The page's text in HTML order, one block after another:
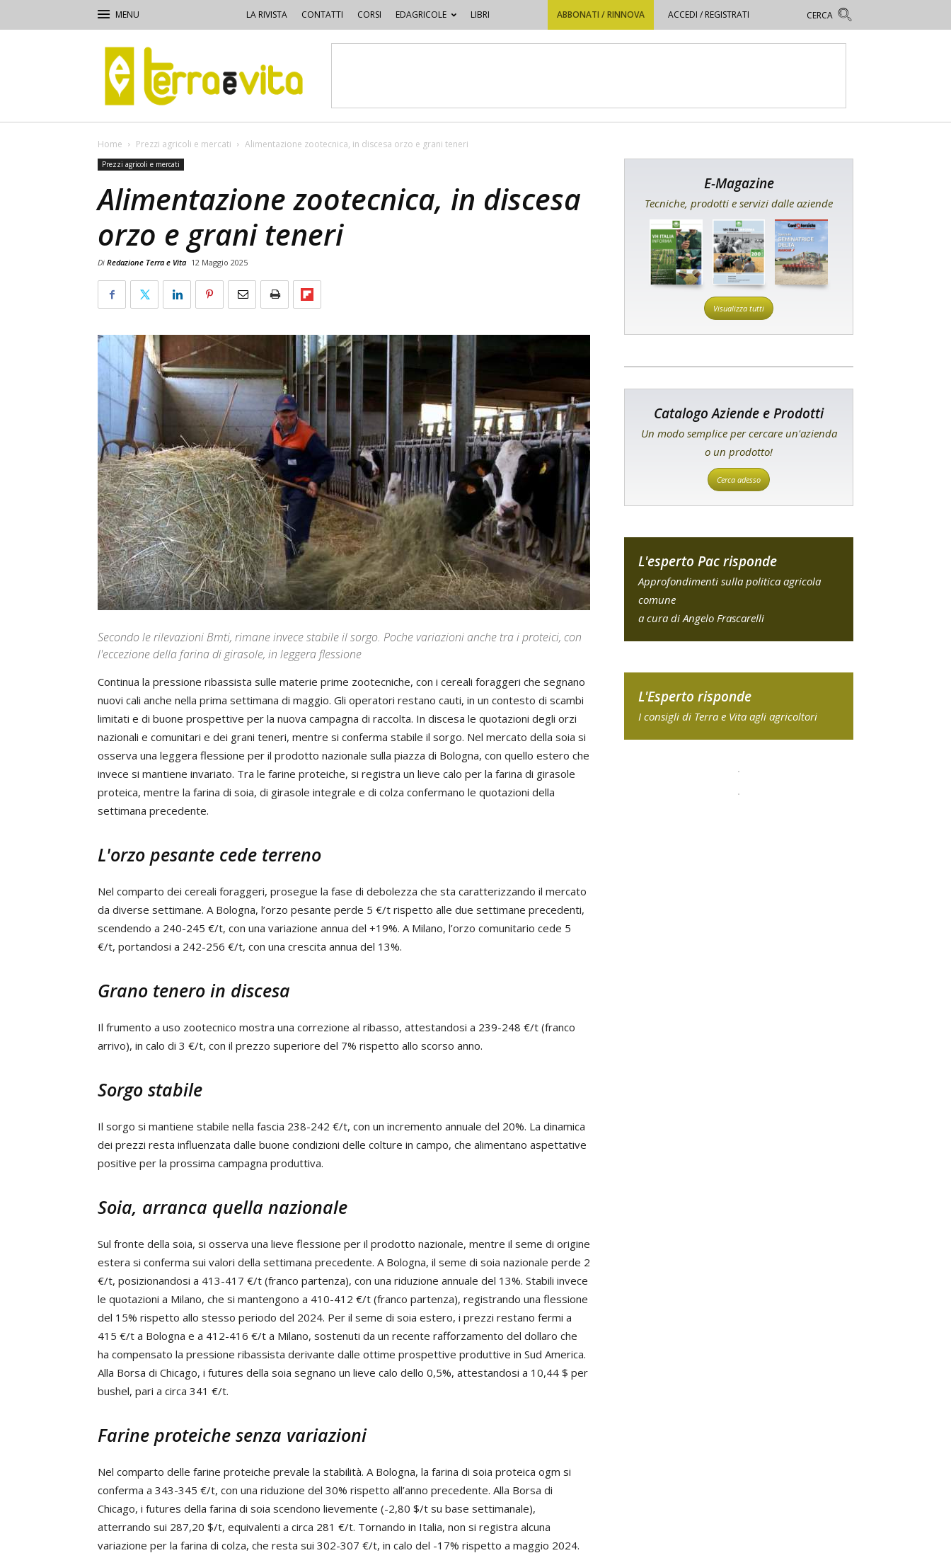
LA RIVISTA CONTATTI CORSI EDAGRICOLE LIBRI ABBONATI / RINNOVA ACCEDI / REGISTRATI
Terra
e
Vita
Home Prezzi agricoli e mercati Alimentazione zootecnica, in discesa orzo e grani teneri
Prezzi agricoli e mercati
Alimentazione zootecnica, in discesa
orzo e grani teneri
Di Redazione Terra e Vita 12 Maggio 2025
Secondo le rilevazioni Bmti, rimane invece stabile il sorgo. Poche variazioni anche tra i proteici, con
l'eccezione della farina di girasole, in leggera flessione
Continua la pressione ribassista sulle materie prime zootecniche, con i cereali foraggeri che segnano
nuovi cali anche nella prima settimana di maggio. Gli operatori restano cauti, in un contesto di scambi
limitati e di buone prospettive per la nuova campagna di raccolta. In discesa le quotazioni degli orzi
nazionali e comunitari e dei grani teneri, mentre si conferma stabile il sorgo. Nel mercato della soia si
osserva una leggera flessione per il prodotto nazionale sulla piazza di Bologna, con quello estero che
invece si mantiene invariato. Tra le farine proteiche, si registra un lieve calo per la farina di girasole
proteica, mentre la farina di soia, di girasole integrale e di colza confermano le quotazioni della
settimana precedente.
L'orzo pesante cede terreno
Nel comparto dei cereali foraggeri, prosegue la fase di debolezza che sta caratterizzando il mercato
da diverse settimane. A Bologna, l’orzo pesante perde 5 €/t rispetto alle due settimane precedenti,
scendendo a 240-245 €/t, con una variazione annua del +19%. A Milano, l’orzo comunitario cede 5
€/t, portandosi a 242-256 €/t, con una crescita annua del 13%.
Grano tenero in discesa
Il frumento a uso zootecnico mostra una correzione al ribasso, attestandosi a 239-248 €/t (franco
arrivo), in calo di 3 €/t, con il prezzo superiore del 7% rispetto allo scorso anno.
Sorgo stabile
Il sorgo si mantiene stabile nella fascia 238-242 €/t, con un incremento annuale del 20%. La dinamica
dei prezzi resta influenzata dalle buone condizioni delle colture in campo, che alimentano aspettative
positive per la prossima campagna produttiva.
Soia, arranca quella nazionale
Sul fronte della soia, si osserva una lieve flessione per il prodotto nazionale, mentre il seme di origine
estera si conferma sui valori della settimana precedente. A Bologna, il seme di soia nazionale perde 2
€/t, posizionandosi a 413-417 €/t (franco partenza), con una riduzione annuale del 13%. Stabili invece
le quotazioni a Milano, che si mantengono a 410-412 €/t (franco partenza), registrando una flessione
del 15% rispetto allo stesso periodo del 2024. Per il seme di soia estero, i prezzi restano fermi a
415 €/t a Bologna e a 412-416 €/t a Milano, sostenuti da un recente rafforzamento del dollaro che
ha compensato la pressione ribassista derivante dalle ottime prospettive produttive in Sud America.
Alla Borsa di Chicago, i futures della soia segnano un lieve calo dello 0,5%, attestandosi a 10,44 $ per
bushel, pari a circa 341 €/t.
Farine proteiche senza variazioni
Nel comparto delle farine proteiche prevale la stabilità. A Bologna, la farina di soia proteica ogm si
conferma a 343-345 €/t, con una riduzione del 30% rispetto all’anno precedente. Alla Borsa di
Chicago, i futures della farina di soia scendono lievemente (-2,80 $/t su base settimanale),
atterrando sui 287,20 $/t, equivalenti a circa 281 €/t. Tornando in Italia, non si registra alcuna
variazione per la farina di colza, che resta sui 302-307 €/t, in calo del -17% rispetto a maggio 2024.
E-Magazine
Tecniche, prodotti e servizi dalle aziende
Visualizza tutti
Catalogo Aziende e Prodotti
Un modo semplice per cercare un'azienda
o un prodotto!
Cerca adesso
L'esperto Pac risponde
Approfondimenti sulla politica agricola
comune
a cura di Angelo Frascarelli
L'Esperto risponde
I consigli di Terra e Vita agli agricoltori